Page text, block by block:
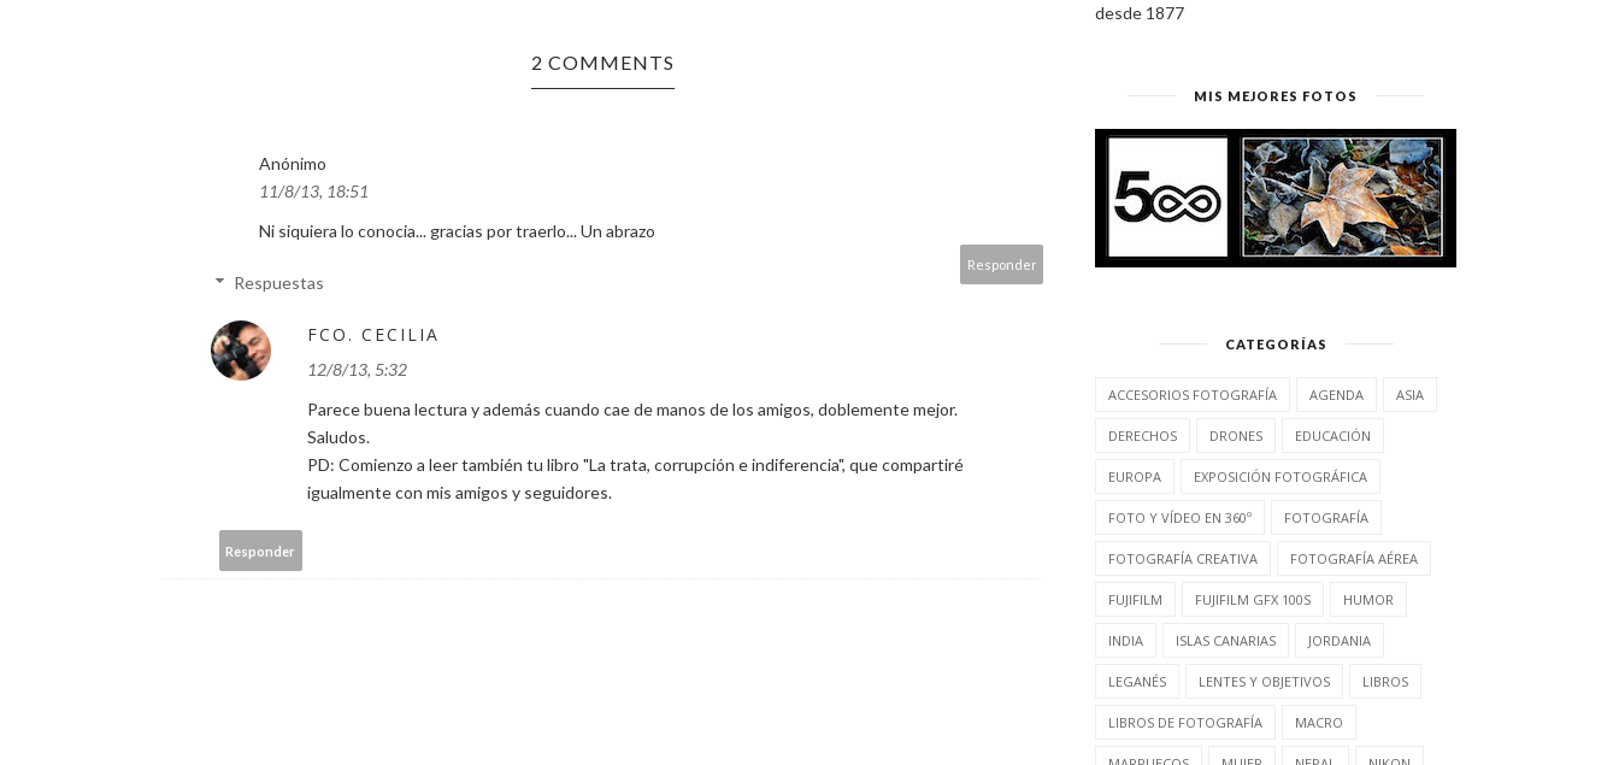
2 COMMENTS
Anónimo
11/8/13, 18:51
Ni siquiera lo conocia... gracias por traerlo... Un abrazo
Responder
Respuestas
FCO. CECILIA
12/8/13, 5:32
Parece buena lectura y además cuando cae de manos de los amigos, doblemente mejor.
Saludos.
PD: Comienzo a leer también tu libro "La trata, corrupción e indiferencia", que compartiré
igualmente con mis amigos y seguidores.
Responder
desde 1877
MIS MEJORES FOTOS
CATEGORÍAS
ACCESORIOS FOTOGRAFÍA AGENDA ASIA
DERECHOS DRONES EDUCACIÓN
EUROPA EXPOSICIÓN FOTOGRÁFICA
FOTO Y VÍDEO EN 360º FOTOGRAFÍA
FOTOGRAFÍA CREATIVA FOTOGRAFÍA AÉREA
FUJIFILM FUJIFILM GFX 100S HUMOR
INDIA ISLAS CANARIAS JORDANIA
LEGANÉS LENTES Y OBJETIVOS LIBROS
LIBROS DE FOTOGRAFÍA MACRO